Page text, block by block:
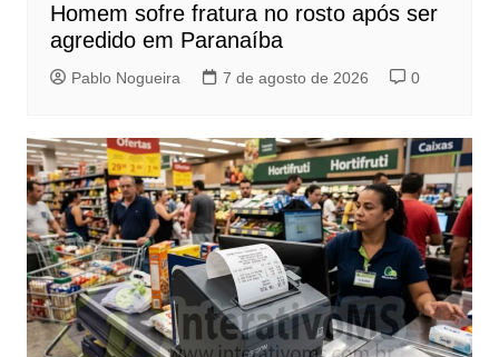
Homem sofre fratura no rosto após ser
agredido em Paranaíba
Pablo Nogueira 7 de agosto de 2026 0